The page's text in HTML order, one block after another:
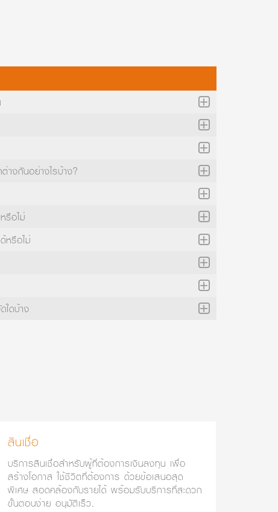
างกันอย่างไรบ้าง?
รือไม่
หรือไม่
ดบ้าง
สินเชื่อ
บริการสินเชื่อสำหรับผู้ที่ต้องการเงินลงทุน เพื่อ
สร้างโอกาส ใช้ชีวิตที่ต้องการ ด้วยข้อเสนอสุด
พิเศษ สอดคล้องกับรายได้ พร้อมรับบริการที่สะดวก
ขั้นตอนง่าย อนุมัติเร็ว.